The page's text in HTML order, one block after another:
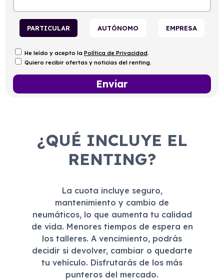
PARTICULAR AUTÓNOMO EMPRESA
He leído y acepto la Política de Privacidad.
Quiero recibir ofertas y noticias del renting.
¿QUÉ INCLUYE EL
RENTING?
La cuota incluye seguro,
mantenimiento y cambio de
neumáticos, lo que aumenta tu calidad
de vida. Menores tiempos de espera en
los talleres. A vencimiento, podrás
decidir si devolver, cambiar o quedarte
tu vehículo. Disfrutarás de los más
punteros del mercado.